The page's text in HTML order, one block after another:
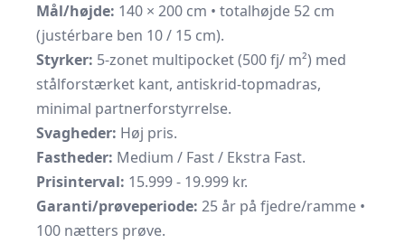
Mål/højde: 140 × 200 cm • totalhøjde 52 cm
(justérbare ben 10 / 15 cm).
Styrker: 5-zonet multipocket (500 fj/ m²) med
stålforstærket kant, antiskrid-topmadras,
minimal partnerforstyrrelse.
Svagheder: Høj pris.
Fastheder: Medium / Fast / Ekstra Fast.
Prisinterval: 15.999 - 19.999 kr.
Garanti/prøveperiode: 25 år på fjedre/ramme •
100 nætters prøve.